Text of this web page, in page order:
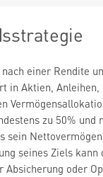
nach einer Rendite
in Aktien,
zu 50%
sein
seines Ziels
Absicherung oder